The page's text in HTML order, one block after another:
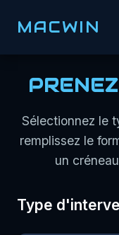
MACWIN
Sélectionnez le
remplissez le
un
Type